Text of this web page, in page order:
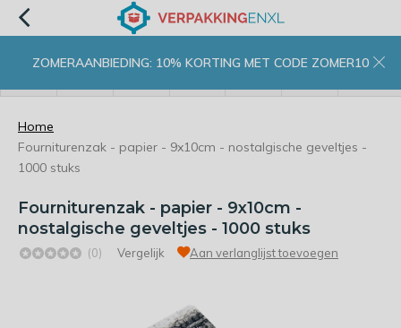
ZOMERAANBIEDING: 10% KORTING MET CODE ZOMER10
Home
Fourniturenzak - papier - 9x10cm - nostalgische geveltjes -
1000 stuks
Fourniturenzak - papier - 9x10cm -
nostalgische geveltjes - 1000 stuks
(0) Vergelijk Aan verlanglijst toevoegen